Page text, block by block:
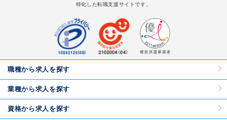
特化した転職支援サイトです。
職種から求人を探す
業種から求人を探す
資格から求人を探す